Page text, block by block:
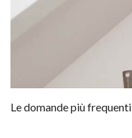
Le domande più frequenti